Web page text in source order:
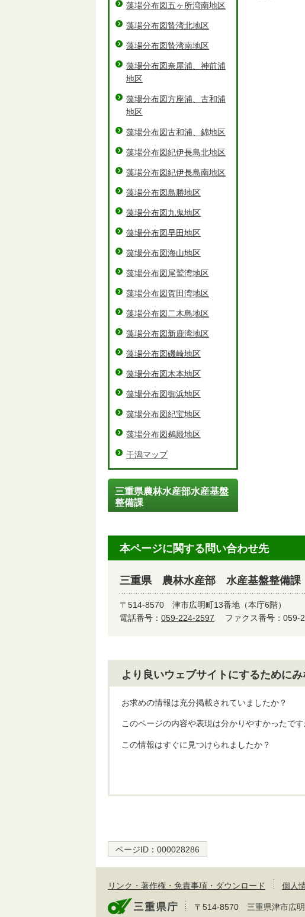
藻場分布図五ヶ所湾南地区
藻場分布図贄湾北地区
藻場分布図贄湾南地区
藻場分布図奈屋浦、神前浦
地区
藻場分布図方座浦、古和浦
地区
藻場分布図古和浦、錦地区
藻場分布図紀伊長島北地区
藻場分布図紀伊長島南地区
藻場分布図島勝地区
藻場分布図九鬼地区
藻場分布図早田地区
藻場分布図海山地区
藻場分布図尾鷲湾地区
藻場分布図賀田湾地区
藻場分布図二木島地区
藻場分布図新鹿湾地区
藻場分布図磯崎地区
藻場分布図木本地区
藻場分布図御浜地区
藻場分布図紀宝地区
藻場分布図鵜殿地区
干潟マップ
三重県農林水産部水産基盤
整備課
本ページに関する問い合わせ先
三重県 農林水産部 水産基盤整備
〒514-8570 津市広明町13番地（本庁6階）
電話番号： 059-224-2597 ファクス番号：
より良いウェブサイトにするために
お求めの情報は充分掲載されていましたか？
このページの内容や表現は分かりやすかったです
この情報はすぐに見つけられましたか？
ページID： 000028286
リンク・著作権・免責事項・ダウンロード 個人
〒514-8570 三重県津市広